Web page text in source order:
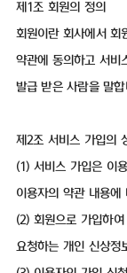
제1조 회원의 정의
회원이란 회사에서 회
약관에 동의하고 서비
발급 받은 사람을 말합
제2조 서비스 가입의
(1) 서비스 가입은 이
이용자의 약관 내용에
(2) 회원으로 가입하
요청하는 개인 신상정